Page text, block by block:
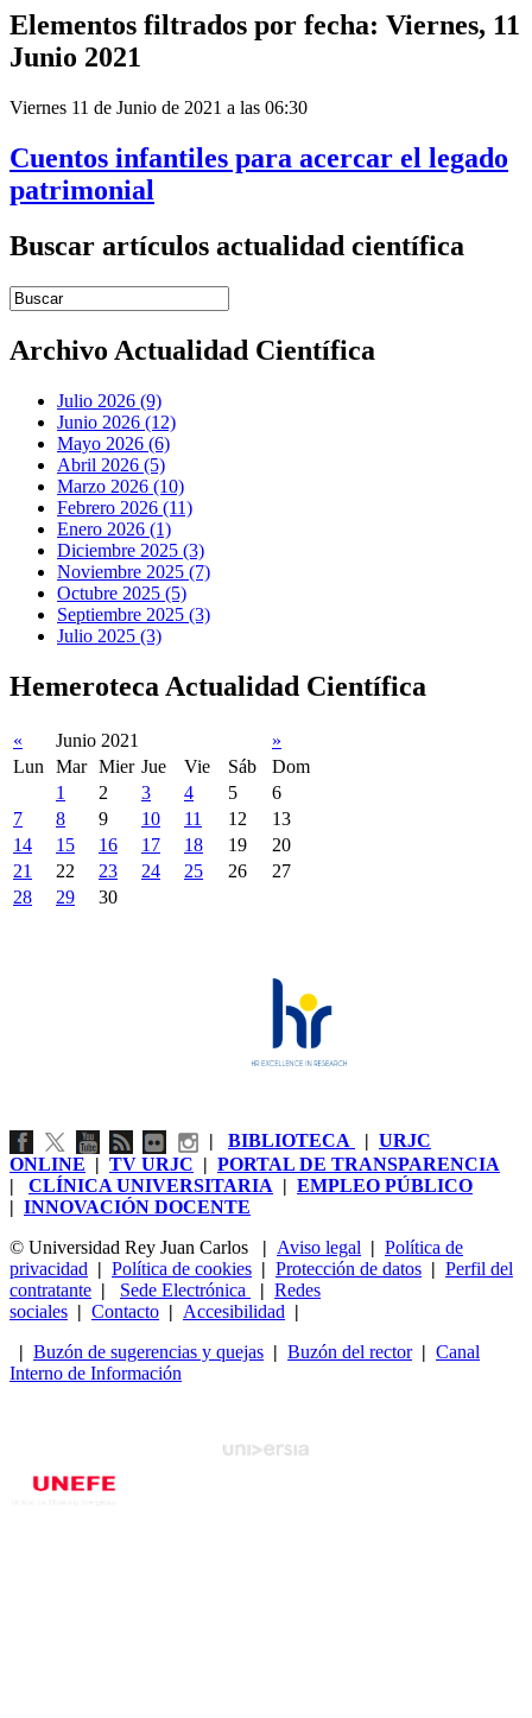
Elementos filtrados por fecha: Viernes, 11
Junio 2021
Viernes 11 de Junio de 2021 a las 06:30
Cuentos infantiles para acercar el legado
patrimonial
Buscar artículos actualidad científica
Introduce términos de búsqueda
Archivo Actualidad Científica
Julio 2026 (9)
Junio 2026 (12)
Mayo 2026 (6)
Abril 2026 (5)
Marzo 2026 (10)
Febrero 2026 (11)
Enero 2026 (1)
Diciembre 2025 (3)
Noviembre 2025 (7)
Octubre 2025 (5)
Septiembre 2025 (3)
Julio 2025 (3)
Hemeroteca Actualidad Científica
« Junio 2021
»
Lun
Mar Mier Jue Vie Sáb
Dom
1
2 3 4 5
6
7
8 9 10 11 12
13
14
15 16 17 18 19
20
21
22 23 24 25 26
27
28
29 30
| BIBLIOTECA | URJC
ONLINE | TV URJC | PORTAL DE TRANSPARENCIA
| CLÍNICA UNIVERSITARIA | EMPLEO PÚBLICO
| INNOVACIÓN DOCENTE
© Universidad Rey Juan Carlos
| Aviso legal | Política de
privacidad | Política de cookies | Protección de datos | Perfil del
contratante | Sede Electrónica | Redes
sociales | Contacto | Accesibilidad |
| Buzón de sugerencias y quejas | Buzón del rector| Canal
Interno de Información